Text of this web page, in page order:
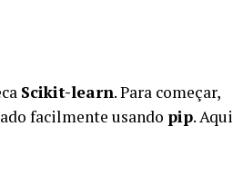
Scikit-learn. Para começar,
facilmente usando pip. Aqui